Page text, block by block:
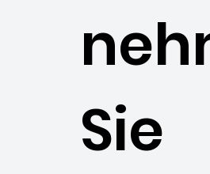
Sie